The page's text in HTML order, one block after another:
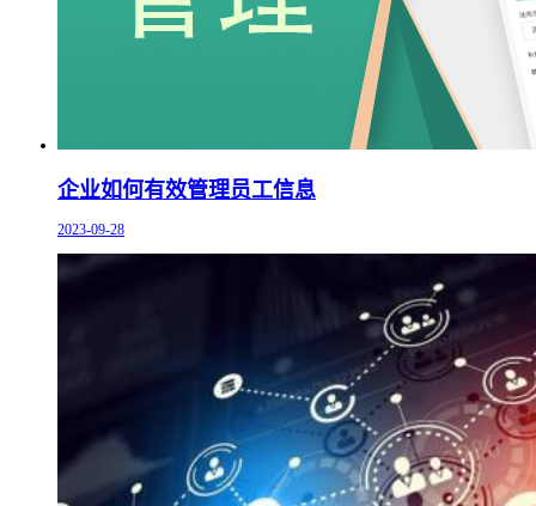
企业如何有效管理员工信息
2023-09-28